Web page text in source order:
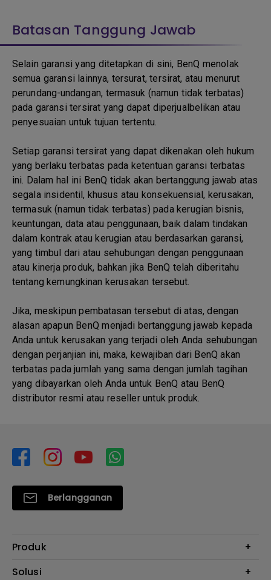
Batasan Tanggung Jawab
Selain garansi yang ditetapkan di sini, BenQ menolak
semua garansi lainnya, tersurat, tersirat, atau menurut
perundang-undangan, termasuk (namun tidak terbatas)
pada garansi tersirat yang dapat diperjualbelikan atau
penyesuaian untuk tujuan tertentu.
Setiap garansi tersirat yang dapat dikenakan oleh hukum
yang berlaku terbatas pada ketentuan garansi terbatas
ini. Dalam hal ini BenQ tidak akan bertanggung jawab atas
segala insidentil, khusus atau konsekuensial, kerusakan,
termasuk (namun tidak terbatas) pada kerugian bisnis,
keuntungan, data atau penggunaan, baik dalam tindakan
dalam kontrak atau kerugian atau berdasarkan garansi,
yang timbul dari atau sehubungan dengan penggunaan
atau kinerja produk, bahkan jika BenQ telah diberitahu
tentang kemungkinan kerusakan tersebut.
Jika, meskipun pembatasan tersebut di atas, dengan
alasan apapun BenQ menjadi bertanggung jawab kepada
Anda untuk kerusakan yang terjadi oleh Anda sehubungan
dengan perjanjian ini, maka, kewajiban dari BenQ akan
terbatas pada jumlah yang sama dengan jumlah tagihan
yang dibayarkan oleh Anda untuk BenQ atau BenQ
distributor resmi atau reseller untuk produk.
Berlangganan
Produk
Proyektor
Solusi